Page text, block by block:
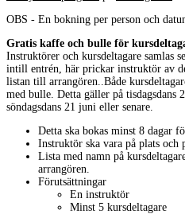
OBS - En bokning per person och
Gratis kaffe och bulle för
Instruktörer och kursdeltagare samlas
intill entrén, här prickar instruktör av
listan till arrangören..Både
med bulle. Detta gäller på tisdagsdans
söndagsdans 21 juni eller senare.
Detta ska bokas minst 8 dagar
Instruktör ska vara på plats och
Lista med namn på
arrangören.
Förutsättningar
En instruktör
Minst 5 kursdeltagare